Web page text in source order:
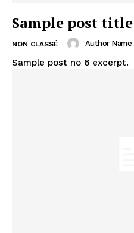
Sample post
NON CLASSÉ Author Name
Sample post no 6 excerpt.